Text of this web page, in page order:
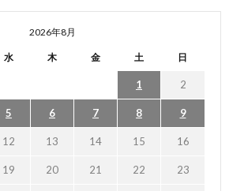
2026年8月
水 木 金 土 日
1 2
5 6 7 8 9
12 13 14 15 16
19 20 21 22 23